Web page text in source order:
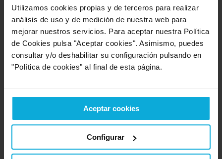
Utilizamos cookies propias y de terceros para realizar
análisis de uso y de medición de nuestra web para
mejorar nuestros servicios. Para aceptar nuestra Política
de Cookies pulsa "Aceptar cookies". Asimismo, puedes
consultar y/o deshabilitar su configuración pulsando en
"Política de cookies" al final de esta página.
Aceptar cookies
Configurar
Empresa valorada:
OZONIA Consultores
10.0
Opinión de: Anónimo
¿Qué te ha gustado más? El nivel de confianza que
transmite la empresa y la transparencia en el uso de la
aporta una buena capacidad de comunicación y cercanía
con el cliente.
Opinión realizada en: 18/03/2026
Detalles de la puntuación
Rapidez 10